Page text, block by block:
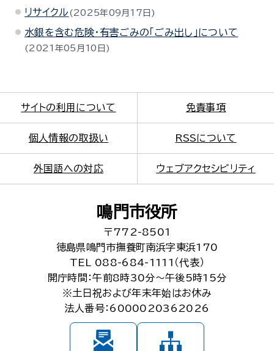
リサイクル 2025年09月17日
水銀を含む危険･有害ごみの「ごみ出し」について
2021年05月10日
サイトの利用について 免責事項
個人情報の取扱い RSSについて
外国語への対応 ウェブアクセシビリティ
鳴門市役所
〒772-8501
徳島県鳴門市撫養町南浜字東浜170
TEL 088-684-1111（代表）
開庁時間：午前8時30分～午後5時15分
※土日祝および年末年始はお休み
法人番号：6000020362026